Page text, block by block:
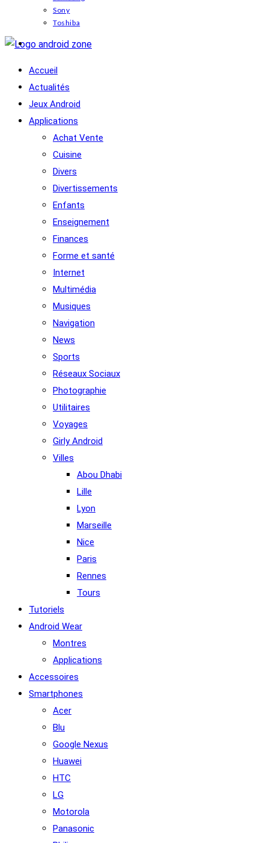
Sony
Toshiba
Accueil
Actualités
Jeux Android
Applications
Achat Vente
Cuisine
Divers
Divertissements
Enfants
Enseignement
Finances
Forme et santé
Internet
Multimédia
Musiques
Navigation
News
Sports
Réseaux Sociaux
Photographie
Utilitaires
Voyages
Girly Android
Villes
Abou Dhabi
Lille
Lyon
Marseille
Nice
Paris
Rennes
Tours
Tutoriels
Android Wear
Montres
Applications
Accessoires
Smartphones
Acer
Blu
Google Nexus
Huawei
HTC
LG
Motorola
Panasonic